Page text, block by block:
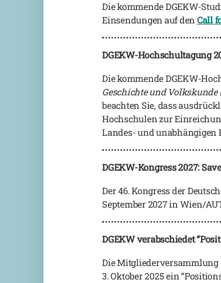
Die kommende DGEKW-
Einsendungen auf denCall
DGEKW-Hochschultagung
Die kommende DGEKW-
Geschichte und Volkskunde
beachten Sie, dass
Hochschulen zur
Landes- und unabhängigen
DGEKW-Kongress 2027:
Der 46. Kongress der
September 2027 in Wien/
DGEKW verabschiedet
Die Mitgliederversammlung
3. Oktober 2025 ein